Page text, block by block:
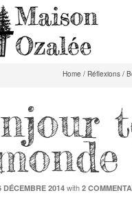
Home / Réflexions /
DÉCEMBRE 2014with 2